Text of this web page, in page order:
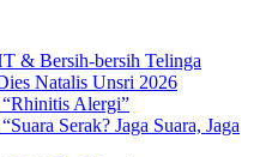
& Bersih-bersih Telinga
Natalis Unsri 2026
Alergi”
Serak? Jaga Suara, Jaga